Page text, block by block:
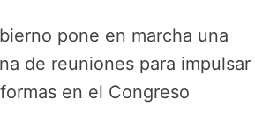
pone en marcha una
de reuniones para impulsar
en el Congreso